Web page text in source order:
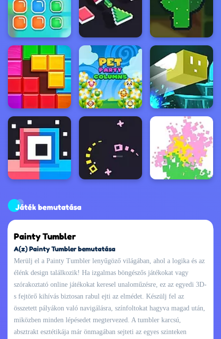
Játék bemutatása
Painty Tumbler
A(z) Painty Tumbler bemutatása
Merülj el a Painty Tumbler lenyűgöző világában, ahol a logika és az
élénk design találkozik! Ha izgalmas böngészős játékokat vagy
szórakoztató online játékokat keresel unaloműzésre, ez az egyedi 3D-
s fejtörő kihívás biztosan rabul ejti az elmédet. Készülj fel az
összetett pályákon való navigálásra, színfoltokat hagyva magad után,
miközben minden lépésedet megtervezed. A tumbler karcsú,
absztrakt esztétikája már önmagában sejteti az egyes szinteken